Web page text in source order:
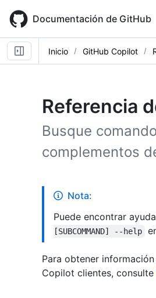
main
content
Documentación de GitHub
Inicio GitHub Copilot
Referencia
Busque
complementos
Nota:
Puede encontrar
[SUBCOMMAND] --help
Para obtener
Copilot clientes, consulte